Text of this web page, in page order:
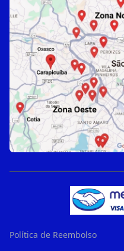
Política de Reembolso